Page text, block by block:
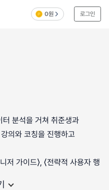
0원 로그인
분석을 거쳐 취준생과
의와 코칭을 진행하고
저 가이드⟩, ⟨전략적 사용자 행